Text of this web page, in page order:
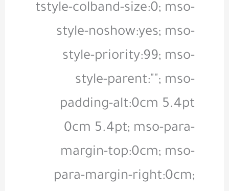
tstyle-colband-size:0; mso-
style-noshow:yes; mso-
style-priority:99; mso-
style-parent:""; mso-
padding-alt:0cm 5.4pt
0cm 5.4pt; mso-para-
margin-top:0cm; mso-
para-margin-right:0cm;